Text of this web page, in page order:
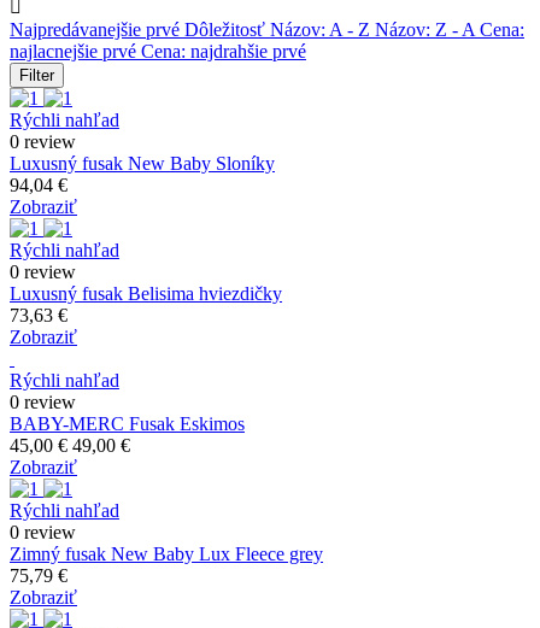
Najpredávanejšie prvé Dôležitosť Názov: A - Z Názov: Z - A Cena:
najlacnejšie prvé Cena: najdrahšie prvé
Filter
Rýchli nahľad
0 review
Luxusný fusak New Baby Sloníky
94,04 €
Zobraziť
Rýchli nahľad
0 review
Luxusný fusak Belisima hviezdičky
73,63 €
Zobraziť
Rýchli nahľad
0 review
BABY-MERC Fusak Eskimos
45,00 € 49,00 €
Zobraziť
Rýchli nahľad
0 review
Zimný fusak New Baby Lux Fleece grey
75,79 €
Zobraziť